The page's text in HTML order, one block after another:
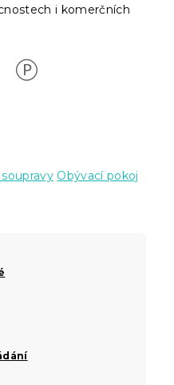
i komerčních
Obývací pokoj